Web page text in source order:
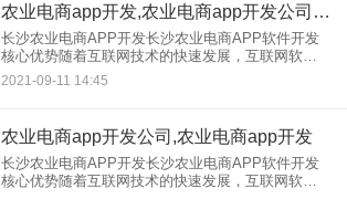
农业电商app开发,农业电商app开发公司有哪些内容
长沙农业电商APP开发长沙农业电商APP软件开发
核心优势随着互联网技术的快速发展，互联网软件
的应用越来越广泛，成为新经济发展的动力。互联
网技术与新兴技术的融合可以有效促进我国现代农
2021-09-11 14:45
农业电商app开发公司,农业电商app开发
长沙农业电商APP开发长沙农业电商APP软件开发
核心优势随着互联网技术的快速发展，互联网软件